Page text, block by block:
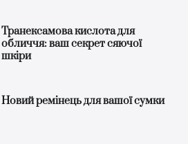
Транексамова кислота для
обличчя: ваш секрет сяючої
шкіри
Новий ремінець для вашої сумки